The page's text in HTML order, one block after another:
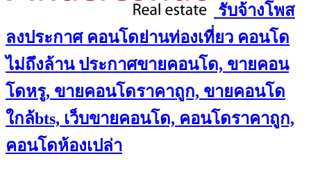
รับจ้างโพส
ลงประกาศ คอนโดย่านท่องเที่ยว คอนโด
ไม่ถึงล้าน ประกาศขายคอนโด, ขายคอน
โดหรู, ขายคอนโดราคาถูก, ขายคอนโด
ใกล้bts, เว็บขายคอนโด, คอนโดราคาถูก,
คอนโดห้องเปล่า